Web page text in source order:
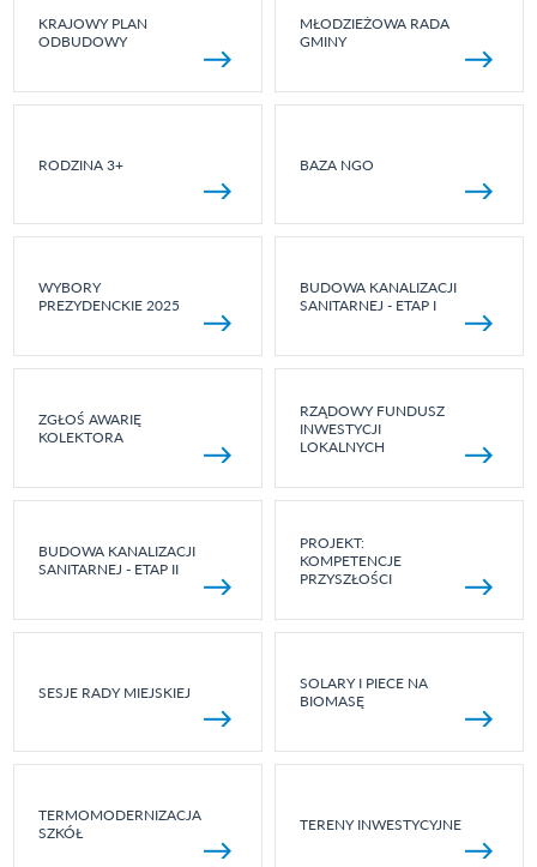
KRAJOWY PLAN
ODBUDOWY
MŁODZIEŻOWA RADA
GMINY
RODZINA 3+ BAZA NGO
WYBORY
PREZYDENCKIE 2025
BUDOWA KANALIZACJI
SANITARNEJ - ETAP I
ZGŁOŚ AWARIĘ
KOLEKTORA
RZĄDOWY FUNDUSZ
INWESTYCJI
LOKALNYCH
BUDOWA KANALIZACJI
SANITARNEJ - ETAP II
PROJEKT:
KOMPETENCJE
PRZYSZŁOŚCI
SESJE RADY MIEJSKIEJ
SOLARY I PIECE NA
BIOMASĘ
TERMOMODERNIZACJA
SZKÓŁ
TERENY INWESTYCYJNE